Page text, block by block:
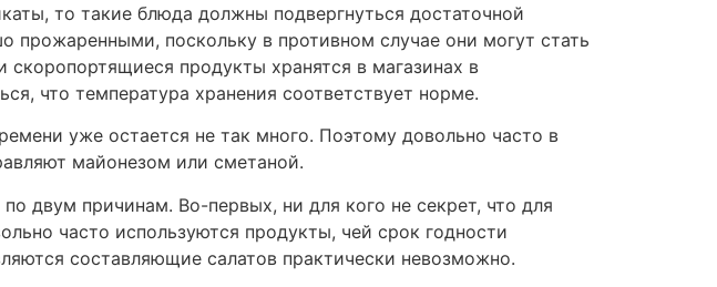
то такие блюда должны подвергнуться достаточной
поскольку в противном случае они могут стать
продукты хранятся в магазинах в
что температура хранения соответствует норме.
уже остается не так много. Поэтому довольно часто в
майонезом или сметаной.
двум причинам. Во-первых, ни для кого не секрет, что для
часто используются продукты, чей срок годности
составляющие салатов практически невозможно.